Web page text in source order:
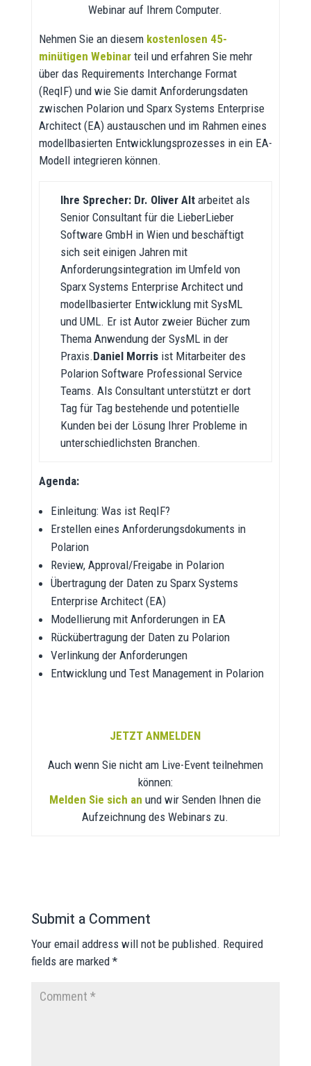
Webinar auf Ihrem Computer.
Nehmen Sie an diesem kostenlosen 45-
minütigen Webinarteil und erfahren Sie mehr
über das Requirements Interchange Format
(ReqIF) und wie Sie damit Anforderungsdaten
zwischen Polarion und Sparx Systems Enterprise
Architect (EA) austauschen und im Rahmen eines
modellbasierten Entwicklungsprozesses in ein EA-
Modell integrieren können.
Ihre Sprecher: Dr. Oliver Altarbeitet als
Senior Consultant für die LieberLieber
Software GmbH in Wien und beschäftigt
sich seit einigen Jahren mit
Anforderungsintegration im Umfeld von
Sparx Systems Enterprise Architect und
modellbasierter Entwicklung mit SysML
und UML. Er ist Autor zweier Bücher zum
Thema Anwendung der SysML in der
Praxis.Daniel Morrisist Mitarbeiter des
Polarion Software Professional Service
Teams. Als Consultant unterstützt er dort
Tag für Tag bestehende und potentielle
Kunden bei der Lösung Ihrer Probleme in
unterschiedlichsten Branchen.
Agenda:
Einleitung: Was ist ReqIF?
Erstellen eines Anforderungsdokuments in
Polarion
Review, Approval/Freigabe in Polarion
Übertragung der Daten zu Sparx Systems
Enterprise Architect (EA)
Modellierung mit Anforderungen in EA
Rückübertragung der Daten zu Polarion
Verlinkung der Anforderungen
Entwicklung und Test Management in Polarion
JETZT ANMELDEN
Auch wenn Sie nicht am Live-Event teilnehmen
können:
Melden Sie sich an und wir Senden Ihnen die
Aufzeichnung des Webinars zu.
Submit a Comment
Your email address will not be published. Required
fields are marked *